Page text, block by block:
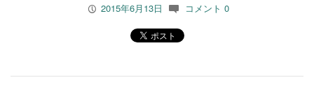
P 2015年6月13日 c コメント 0